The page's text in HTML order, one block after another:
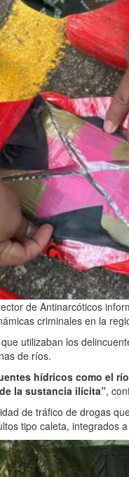
de Antinarcóticos
criminales en la
utilizaban los
de ríos.
hídricos como el
la sustancia ilícita”,
de tráfico de drogas
tipo caleta, integrados